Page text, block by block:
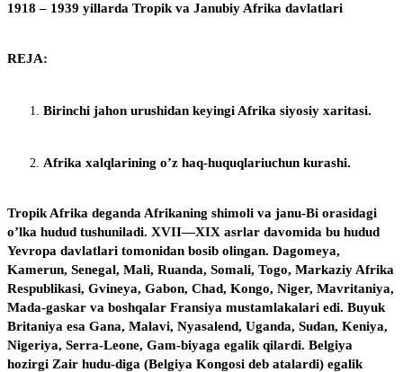
1918 – 1939 yillarda Tropik va Janubiy Afrika davlatlari
REJA:
Birinchi jahon urushidan keyingi Afrika siyosiy xaritasi.
Afrika xalqlarining o’z haq-huquqlariuchun kurashi.
Tropik Afrika deganda Afrikaning shimoli va janu-Bi orasidagi
o’lka hudud tushuniladi. XVII—XIX asrlar davomida bu hudud
Yevropa davlatlari tomonidan bosib olingan. Dagomeya,
Kamerun, Senegal, Mali, Ruanda, Somali, Togo, Markaziy Afrika
Respublikasi, Gvineya, Gabon, Chad, Kongo, Niger, Mavritaniya,
Mada-gaskar va boshqalar Fransiya mustamlakalari edi. Buyuk
Britaniya esa Gana, Malavi, Nyasalend, Uganda, Sudan, Keniya,
Nigeriya, Serra-Leone, Gam-biyaga egalik qilardi. Belgiya
hozirgi Zair hudu-diga (Belgiya Kongosi deb atalardi) egalik